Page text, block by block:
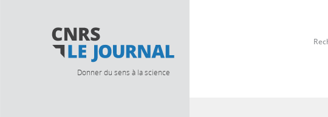
Donner du sens à la science